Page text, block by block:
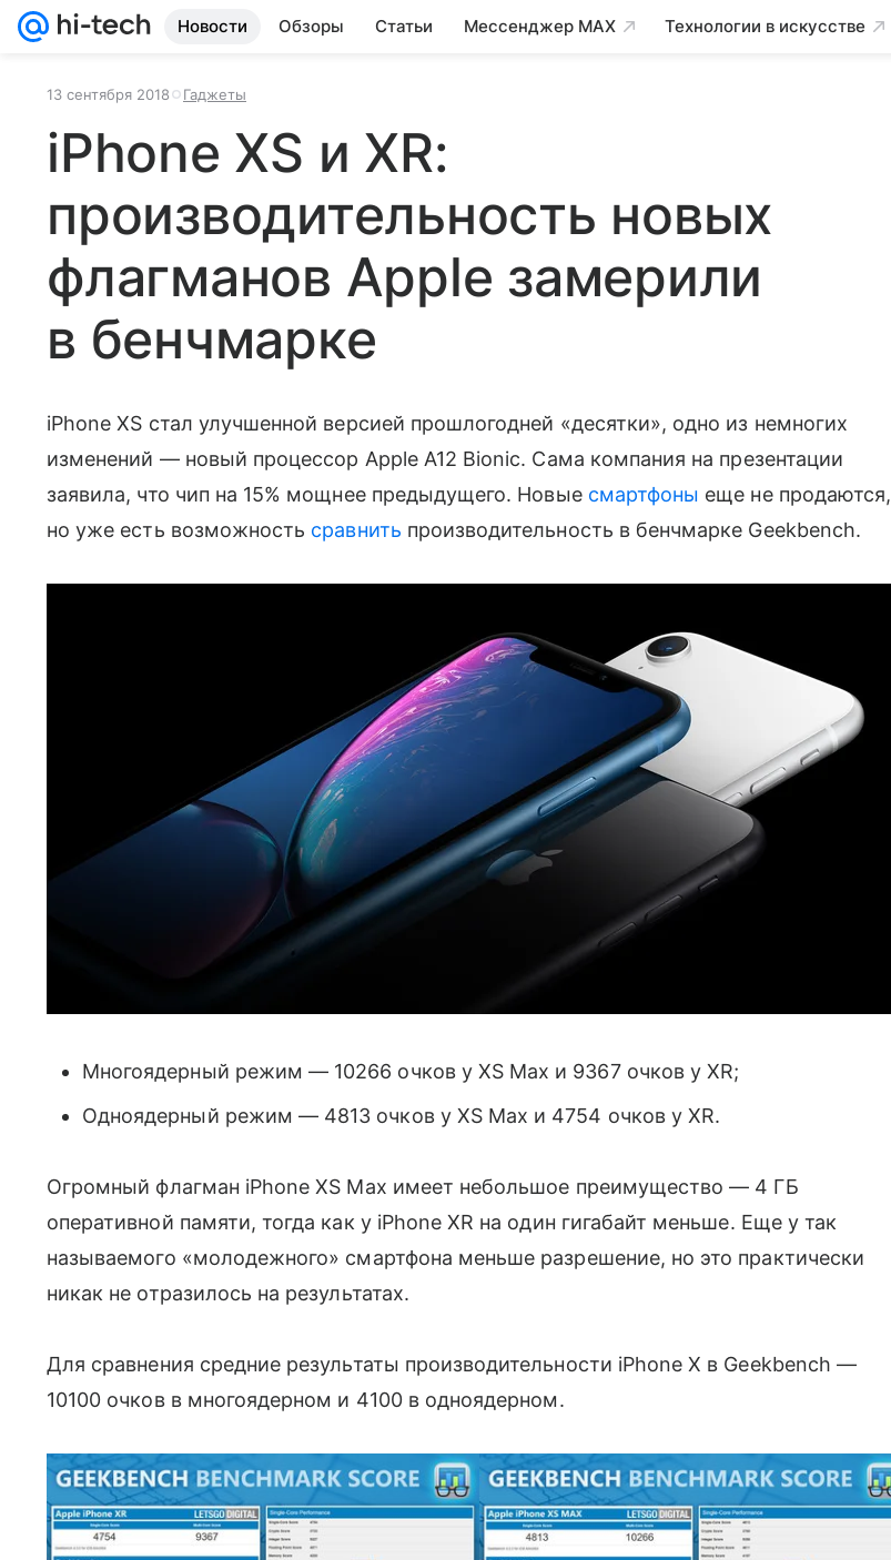
Новости Обзоры Статьи Мессенджер MAX Технологии в искусстве
13 сентября 2018 Гаджеты
iPhone XS и XR:
производительность новых
флагманов Apple замерили
в бенчмарке
iPhone XS стал улучшенной версией прошлогодней «десятки», одно из немногих
изменений — новый процессор Apple A12 Bionic. Сама компания на презентации
заявила, что чип на 15% мощнее предыдущего. Новые смартфоны еще не продаются,
но уже есть возможность сравнить производительность в бенчмарке Geekbench.
Многоядерный режим — 10266 очков у XS Max и 9367 очков у XR;
Одноядерный режим — 4813 очков у XS Max и 4754 очков у XR.
Огромный флагман iPhone XS Max имеет небольшое преимущество — 4 ГБ
оперативной памяти, тогда как у iPhone XR на один гигабайт меньше. Еще у так
называемого «молодежного» смартфона меньше разрешение, но это практически
никак не отразилось на результатах.
Для сравнения средние результаты производительности iPhone X в Geekbench —
10100 очков в многоядерном и 4100 в одноядерном.